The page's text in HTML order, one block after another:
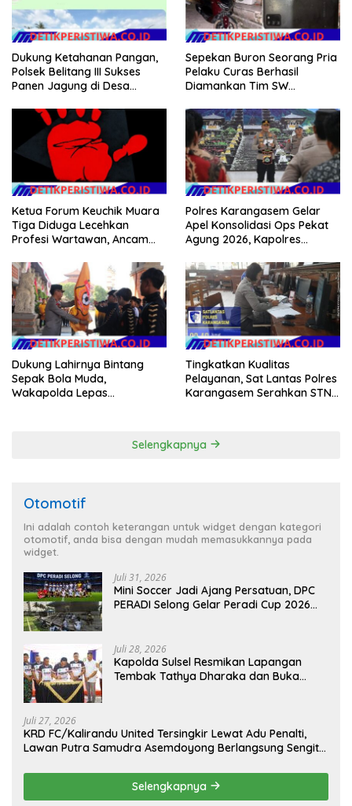
Dukung Ketahanan Pangan,
Polsek Belitang III Sukses
Panen Jagung di Desa
Sepekan Buron Seorang Pria
Pelaku Curas Berhasil
Diamankan Tim SW
Ketua Forum Keuchik Muara
Tiga Diduga Lecehkan
Profesi Wartawan, Ancam
Polres Karangasem Gelar
Apel Konsolidasi Ops Pekat
Agung 2026, Kapolres
Target Selama Operasi
Dukung Lahirnya Bintang
Sepak Bola Muda,
Wakapolda Lepas
Tingkatkan Kualitas
Pelayanan, Sat Lantas Polres
Karangasem Serahkan STNK
Selengkapnya
Otomotif
Ini adalah contoh keterangan untuk widget dengan kategori
otomotif, anda bisa dengan mudah memasukkannya pada
widget.
Juli 31, 2026
Mini Soccer Jadi Ajang Persatuan, DPC
PERADI Selong Gelar Peradi Cup 2026
Juli 28, 2026
Kapolda Sulsel Resmikan Lapangan
Tembak Tathya Dharaka dan Buka
Juli 27, 2026
KRD FC/Kalirandu United Tersingkir Lewat Adu Penalti,
Lawan Putra Samudra Asemdoyong Berlangsung Sengit
Selengkapnya